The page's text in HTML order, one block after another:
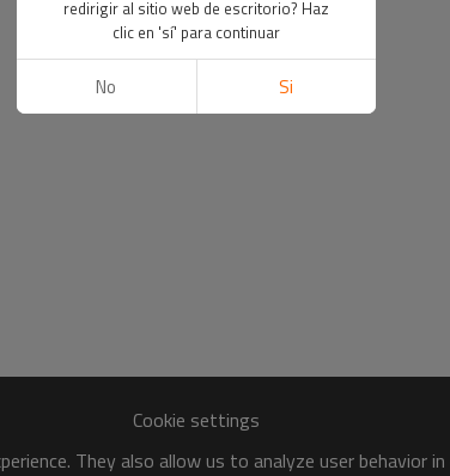
Cookie settings
They also allow us to analyze user
redirigir al sitio web de escritorio? Haz
clic en 'sí' para continuar
No Si